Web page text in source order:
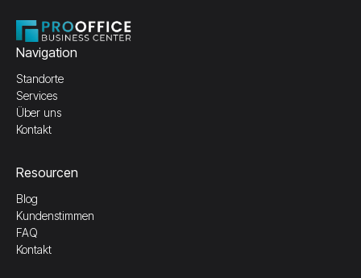
Navigation
Standorte
Services
Über uns
Kontakt
Resourcen
Blog
Kundenstimmen
FAQ
Kontakt